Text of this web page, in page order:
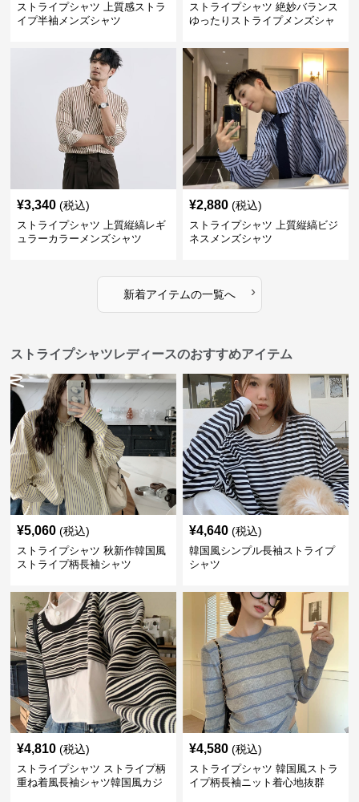
ストライプシャツ 上質感ストラ
イプ半袖メンズシャツ
ストライプシャツ 絶妙バランス
ゆったりストライプメンズシャ
¥3,340 (税込)
ストライプシャツ 上質縦縞レギ
ュラーカラーメンズシャツ
¥2,880 (税込)
ストライプシャツ 上質縦縞ビジ
ネスメンズシャツ
新着アイテムの一覧へ ›
ストライプシャツレディースのおすすめアイテム
¥5,060 (税込)
ストライプシャツ 秋新作韓国風
ストライプ柄長袖シャツ
¥4,640 (税込)
韓国風シンプル長袖ストライプ
シャツ
¥4,810 (税込)
ストライプシャツ ストライプ柄
重ね着風長袖シャツ韓国風カジ
¥4,580 (税込)
ストライプシャツ 韓国風ストラ
イプ柄長袖ニット着心地抜群